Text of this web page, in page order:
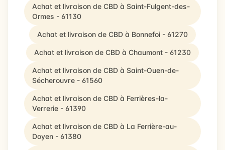
Achat et livraison de CBD à Saint-Fulgent-des-
Ormes - 61130
Achat et livraison de CBD à Bonnefoi - 61270
Achat et livraison de CBD à Chaumont - 61230
Achat et livraison de CBD à Saint-Ouen-de-
Sécherouvre - 61560
Achat et livraison de CBD à Ferrières-la-
Verrerie - 61390
Achat et livraison de CBD à La Ferrière-au-
Doyen - 61380